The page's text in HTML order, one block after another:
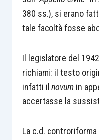
380 ss.), si erano
tale facoltà fosse
Il legislatore del
richiami: il testo
infatti il novumin
accertasse la
La c.d.